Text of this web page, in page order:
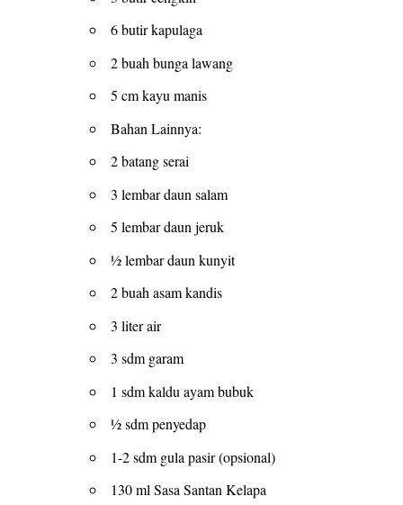
6 butir kapulaga
2 buah bunga lawang
5 cm kayu manis
Bahan Lainnya:
2 batang serai
3 lembar daun salam
5 lembar daun jeruk
½ lembar daun kunyit
2 buah asam kandis
3 liter air
3 sdm garam
1 sdm kaldu ayam bubuk
½ sdm penyedap
1-2 sdm gula pasir (opsional)
130 ml Sasa Santan Kelapa